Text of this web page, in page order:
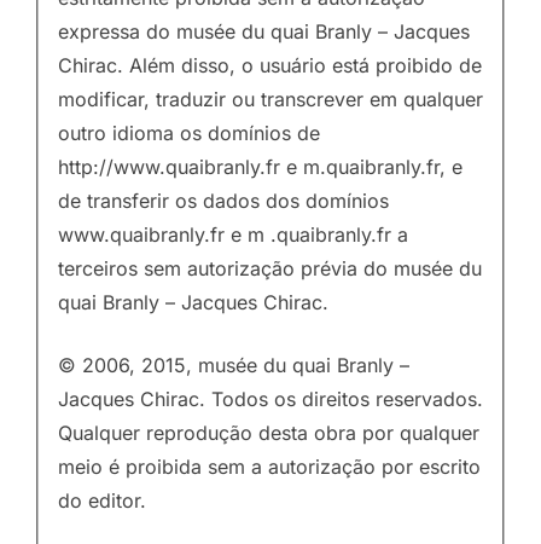
expressa do musée du quai Branly – Jacques
Chirac. Além disso, o usuário está proibido de
modificar, traduzir ou transcrever em qualquer
outro idioma os domínios de
http://www.quaibranly.fr e m.quaibranly.fr, e
de transferir os dados dos domínios
www.quaibranly.fr e m .quaibranly.fr a
terceiros sem autorização prévia do musée du
quai Branly – Jacques Chirac.
© 2006, 2015, musée du quai Branly –
Jacques Chirac. Todos os direitos reservados.
Qualquer reprodução desta obra por qualquer
meio é proibida sem a autorização por escrito
do editor.